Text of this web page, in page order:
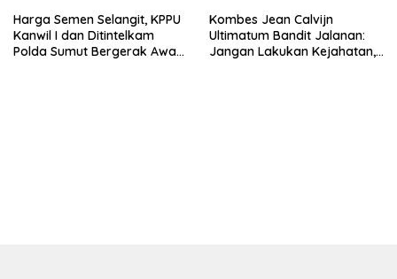
Harga Semen Selangit, KPPU
Kanwil I dan Ditintelkam
Polda Sumut Bergerak Awasi
Kombes Jean Calvijn
Ultimatum Bandit Jalanan:
Jangan Lakukan Kejahatan,